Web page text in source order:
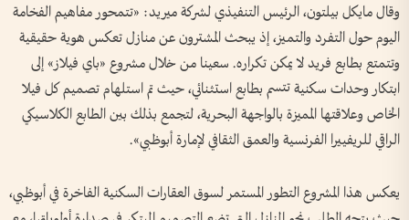
وقال مايكل بيلتون، الرئيس التنفيذي لشركة ميريد: «تتمحور مفاهيم الفخامة
اليوم حول التفرد والتميز، إذ يبحث المشترون عن منازل تعكس هوية حقيقية
وتتمتع بطابع فريد لا يمكن تكراره. سعينا من خلال مشروع «باي فيلاز» إلى
ابتكار وحدات سكنية تتسم بطابع استثنائي، حيث تم استلهام تصميم كل فيلا
الخاص وعلاقتها المميزة بالواجهة البحرية، لتجمع بذلك بين الطابع الكلاسيكي
الراقي للريفييرا الفرنسية والعمق الثقافي لإمارة أبوظبي».
يعكس هذا المشروع التطور المستمر لسوق العقارات السكنية الفاخرة في أبوظبي،